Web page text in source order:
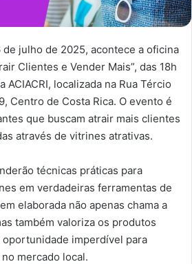
julho de 2025, acontece a oficina
Clientes e Vender Mais”, das 18h
ACIACRI, localizada na Rua Tércio
Centro de Costa Rica. O evento é
que buscam atrair mais clientes
através de vitrines atrativas.
técnicas práticas para
em verdadeiras ferramentas de
elaborada não apenas chama a
também valoriza os produtos
oportunidade imperdível para
mercado local.